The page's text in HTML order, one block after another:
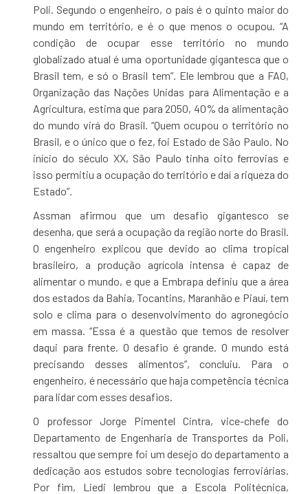
Poli. Segundo o engenheiro, o país é o quinto maior do
mundo em território, e é o que menos o ocupou. “A
condição de ocupar esse território no mundo
globalizado atual é uma oportunidade gigantesca que o
Brasil tem, e só o Brasil tem”. Ele lembrou que a FAO,
Organização das Nações Unidas para Alimentação e a
Agricultura, estima que para 2050, 40% da alimentação
do mundo virá do Brasil. “Quem ocupou o território no
Brasil, e o único que o fez, foi Estado de São Paulo. No
início do século XX, São Paulo tinha oito ferrovias e
isso permitiu a ocupação do território e daí a riqueza do
Estado”.
Assman afirmou que um desafio gigantesco se
desenha, que será a ocupação da região norte do Brasil.
O engenheiro explicou que devido ao clima tropical
brasileiro, a produção agrícola intensa é capaz de
alimentar o mundo, e que a Embrapa definiu que a área
dos estados da Bahia, Tocantins, Maranhão e Piauí, tem
solo e clima para o desenvolvimento do agronegócio
em massa. “Essa é a questão que temos de resolver
daqui para frente. O desafio é grande. O mundo está
precisando desses alimentos”, concluiu. Para o
engenheiro, é necessário que haja competência técnica
para lidar com esses desafios.
O professor Jorge Pimentel Cintra, vice-chefe do
Departamento de Engenharia de Transportes da Poli,
ressaltou que sempre foi um desejo do departamento a
dedicação aos estudos sobre tecnologias ferroviárias.
Por fim, Liedi lembrou que a Escola Politécnica,